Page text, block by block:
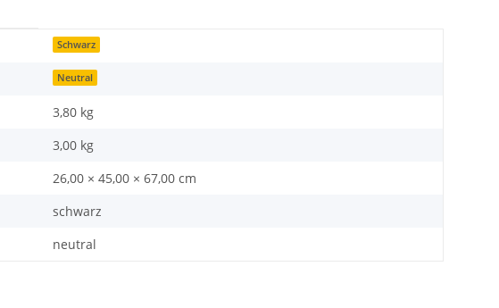
Schwarz
Neutral
3,80 kg
3,00 kg
26,00 × 45,00 × 67,00 cm
schwarz
neutral